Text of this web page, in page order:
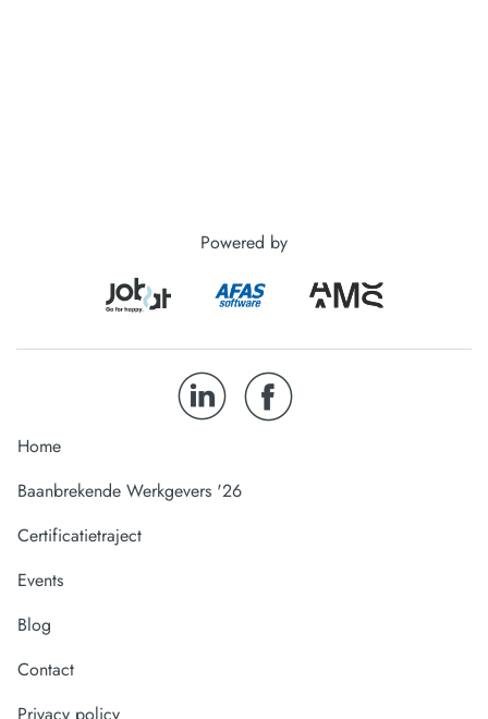
Powered by
Home
Baanbrekende Werkgevers '26
Certificatietraject
Events
Blog
Contact